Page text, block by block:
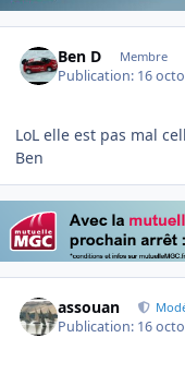
Ben D Membre
Publication: 16
LoL elle est pas mal
Ben
assouan
Publication: 16